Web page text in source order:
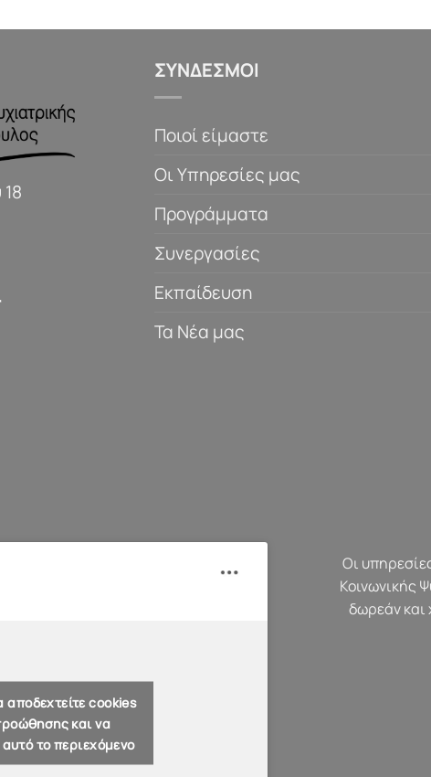
ΣΥΝΔΕΣΜΟΙ
Ποιοί είμαστε
Οι Υπηρεσίες μας
Προγράμματα
Συνεργασίες
Εκπαίδευση
Τα Νέα μας
αποδεχτείτε cookies
και να
το περιεχόμενο
Οι
Κοινωνικής
δωρεάν και